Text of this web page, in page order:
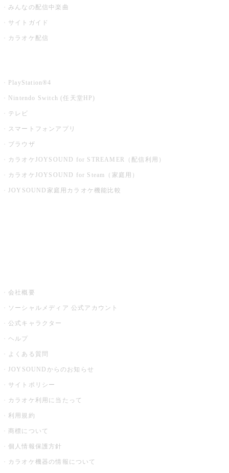
みんなの配信中楽曲
サイトガイド
カラオケ配信
PlayStation®4
Nintendo Switch (任天堂HP)
テレビ
スマートフォンアプリ
ブラウザ
カラオケJOYSOUND for STREAMER（配信利用）
カラオケJOYSOUND for Steam（家庭用）
JOYSOUND家庭用カラオケ機能比較
会社概要
ソーシャルメディア 公式アカウント
公式キャラクター
ヘルプ
よくある質問
JOYSOUNDからのお知らせ
サイトポリシー
カラオケ利用に当たって
利用規約
商標について
個人情報保護方針
カラオケ機器の情報について